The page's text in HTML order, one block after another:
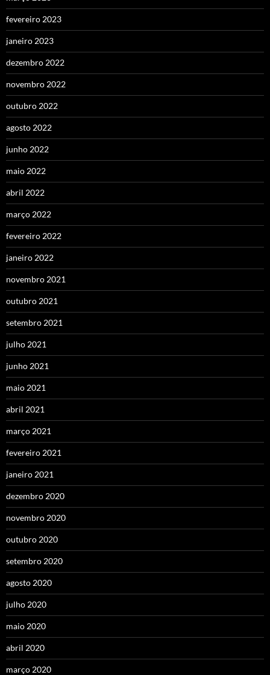
fevereiro 2023
janeiro 2023
dezembro 2022
novembro 2022
outubro 2022
agosto 2022
junho 2022
maio 2022
abril 2022
março 2022
fevereiro 2022
janeiro 2022
novembro 2021
outubro 2021
setembro 2021
julho 2021
junho 2021
maio 2021
abril 2021
março 2021
fevereiro 2021
janeiro 2021
dezembro 2020
novembro 2020
outubro 2020
setembro 2020
agosto 2020
julho 2020
maio 2020
abril 2020
março 2020